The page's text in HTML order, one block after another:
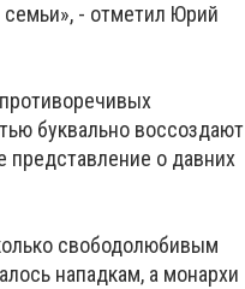
семьи», - отметил Юрий
буквально воссоздают
о давних
свободолюбивым
нападкам, а монархи